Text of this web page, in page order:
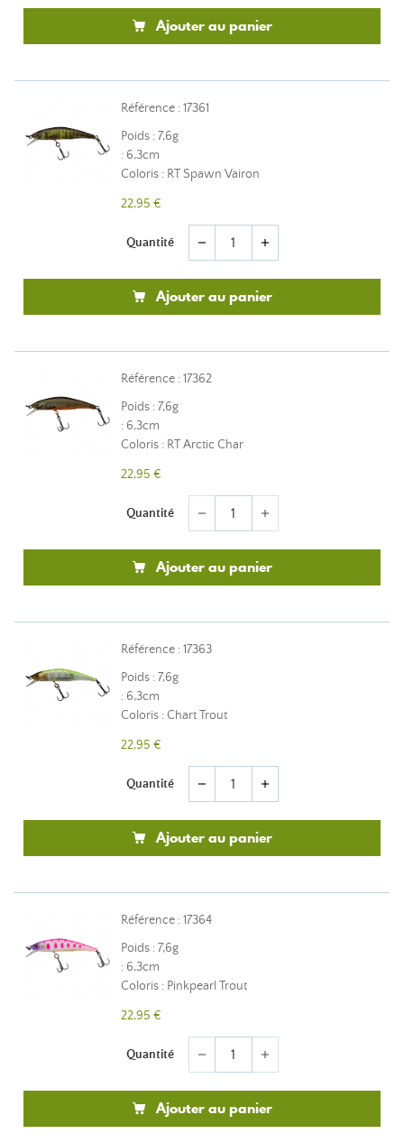
Ajouter au panier
Référence : 17361
Poids : 7,6g
: 6,3cm
Coloris : RT Spawn Vairon
22,95 €
Quantité remove add
Ajouter au panier
Référence : 17362
Poids : 7,6g
: 6,3cm
Coloris : RT Arctic Char
22,95 €
Quantité remove add
Ajouter au panier
Référence : 17363
Poids : 7,6g
: 6,3cm
Coloris : Chart Trout
22,95 €
Quantité remove add
Ajouter au panier
Référence : 17364
Poids : 7,6g
: 6,3cm
Coloris : Pinkpearl Trout
22,95 €
Quantité remove add
Ajouter au panier